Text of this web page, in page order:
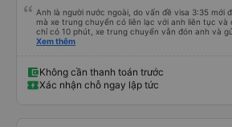
Anh là người nước ngoài, do vấn đề visa 3:35 mới
mà xe trung chuyển có liên lạc với anh liên tục và
chỉ có 10 phút, xe trung chuyển vẫn đón anh và
được, anh thật muốn tip cho bác tài. Xe này là xe
Xem thêm
Không cần thanh toán trước
Xác nhận chỗ ngay lập tức